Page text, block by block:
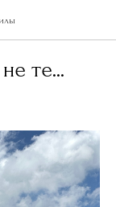
те...